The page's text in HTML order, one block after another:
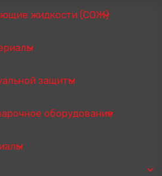
жидкости (СОЖ)
защиты
оборудование